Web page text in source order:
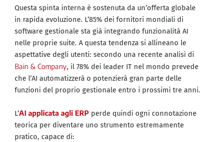
Questa spinta interna è sostenuta da un’offerta globale
in rapida evoluzione. L’85% dei fornitori mondiali di
software gestionale sta già integrando funzionalità AI
nelle proprie suite. A questa tendenza si allineano le
aspettative degli utenti: secondo una recente analisi di
Bain & Company, il 78% dei leader IT nel mondo prevede
che l’AI automatizzerà o potenzierà gran parte delle
funzioni del proprio gestionale entro i prossimi tre anni.
L’AI applicata agli ERP perde quindi ogni connotazione
teorica per diventare uno strumento estremamente
pratico, capace di: